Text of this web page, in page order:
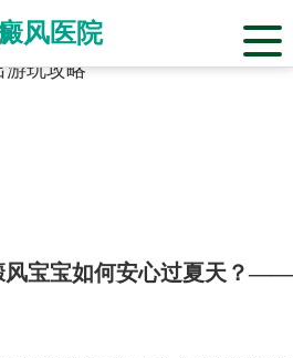
风医院
中科白癜风医院
标签合辑
游玩攻略
风宝宝如何安心过夏天？